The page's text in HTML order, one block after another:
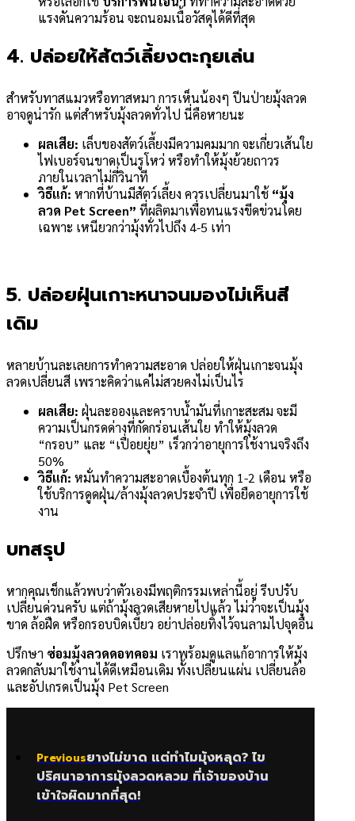
แรงดันความร้อน จะถนอมเนื้อวัสดุได้ดีที่สุด
4. ปล่อยให้สัตว์เลี้ยงตะกุยเล่น
สำหรับทาสแมวหรือทาสหมา การเห็นน้องๆ ปีนป่ายมุ้งลวด
อาจดูน่ารัก แต่สำหรับมุ้งลวดทั่วไป นี่คือหายนะ
ผลเสีย: เล็บของสัตว์เลี้ยงมีความคมมาก จะเกี่ยวเส้นใย
ไฟเบอร์จนขาดเป็นรูโหว่ หรือทำให้มุ้งย้วยถาวร
ภายในเวลาไม่กี่วินาที
วิธีแก้: หากที่บ้านมีสัตว์เลี้ยง ควรเปลี่ยนมาใช้ “มุ้ง
ลวด Pet Screen” ที่ผลิตมาเพื่อทนแรงขีดข่วนโดย
เฉพาะ เหนียวกว่ามุ้งทั่วไปถึง 4-5 เท่า
5. ปล่อยฝุ่นเกาะหนาจนมองไม่เห็นสี
เดิม
หลายบ้านละเลยการทำความสะอาด ปล่อยให้ฝุ่นเกาะจนมุ้ง
ลวดเปลี่ยนสี เพราะคิดว่าแค่ไม่สวยคงไม่เป็นไร
ผลเสีย: ฝุ่นละอองและคราบน้ำมันที่เกาะสะสม จะมี
ความเป็นกรดด่างที่กัดกร่อนเส้นใย ทำให้มุ้งลวด
“กรอบ” และ “เปื่อยยุ่ย” เร็วกว่าอายุการใช้งานจริงถึง
50%
วิธีแก้: หมั่นทำความสะอาดเบื้องต้นทุก 1-2 เดือน หรือ
ใช้บริการดูดฝุ่น/ล้างมุ้งลวดประจำปี เพื่อยืดอายุการใช้
งาน
บทสรุป
หากคุณเช็กแล้วพบว่าตัวเองมีพฤติกรรมเหล่านี้อยู่ รีบปรับ
เปลี่ยนด่วนครับ แต่ถ้ามุ้งลวดเสียหายไปแล้ว ไม่ว่าจะเป็นมุ้ง
ขาด ล้อฝืด หรือกรอบบิดเบี้ยว อย่าปล่อยทิ้งไว้จนลามไปจุดอื่น
ปรึกษา ซ่อมมุ้งลวดดอทคอม เราพร้อมดูแลแก้อาการให้มุ้ง
ลวดกลับมาใช้งานได้ดีเหมือนเดิม ทั้งเปลี่ยนแผ่น เปลี่ยนล้อ
และอัปเกรดเป็นมุ้ง Pet Screen
Previousยางไม่ขาด แต่ทำไมมุ้งหลุด? ไข
ปริศนาอาการมุ้งลวดหลวม ที่เจ้าของบ้าน
เข้าใจผิดมากที่สุด!